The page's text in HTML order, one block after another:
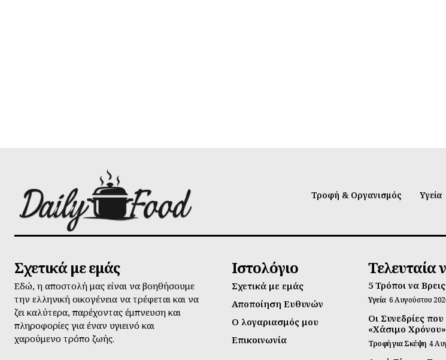
Τροφή & Οργανισμός Υγεία
Σχετικά με εμάς
Εδώ, η αποστολή μας είναι να βοηθήσουμε
την ελληνική οικογένεια να τρέφεται και να
ζει καλύτερα, παρέχοντας έμπνευση και
πληροφορίες για έναν υγιεινό και
χαρούμενο τρόπο ζωής.
Ιστολόγιο
Σχετικά με εμάς
Αποποίηση Ευθυνών
Ο λογαριασμός μου
Επικοινωνία
Τελευταία
5 Τρόποι να
Υγεία 6 Αυγούστου
Οι Συνεδρίες
«Χάσιμο Χρόνου»
Τροφή για Σκέψη 4